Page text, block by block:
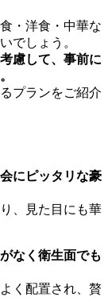
・洋食・中華な
でしょう。
慮して、事前に
プランをご紹介
にピッタリな豪
、見た目にも華
なく衛生面でも
く配置され、贅